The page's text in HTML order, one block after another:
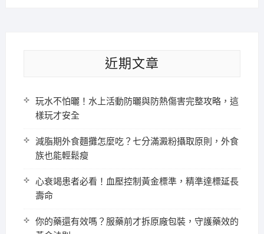
近期文章
玩水不怕曬！水上活動防曬與防熱傷害完整攻略，這
樣玩才安全
減脂期外食麵攤怎麼吃？七分滿澱粉攝取原則，外食
族也能輕鬆瘦
心衰竭患者必看！血壓控制黃金標準，精準達標延長
壽命
你的藥還有效嗎？服藥前才拆原廠包裝，守護藥效的